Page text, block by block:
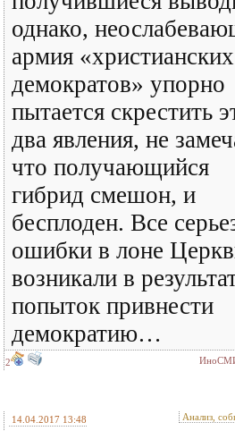
однако,
армия «христианских
демократов» упорно
пытается скрестить
два явления, не
что получающийся
гибрид смешон, и
бесплоден. Все
ошибки в лоне
возникали в
попыток привнести
демократию…
2
14.04.2017 13:48 Анализ,